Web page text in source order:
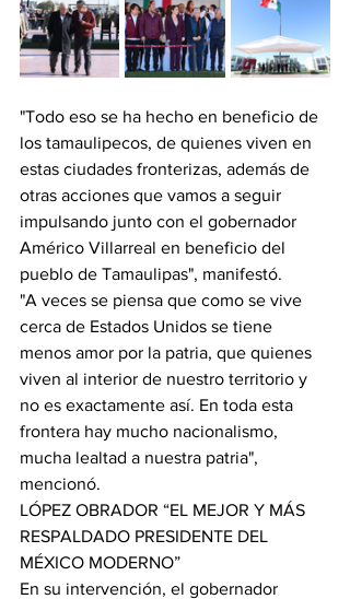
"Todo eso se ha hecho en beneficio de
los tamaulipecos, de quienes viven en
estas ciudades fronterizas, además de
otras acciones que vamos a seguir
impulsando junto con el gobernador
Américo Villarreal en beneficio del
pueblo de Tamaulipas", manifestó.
"A veces se piensa que como se vive
cerca de Estados Unidos se tiene
menos amor por la patria, que quienes
viven al interior de nuestro territorio y
no es exactamente así. En toda esta
frontera hay mucho nacionalismo,
mucha lealtad a nuestra patria",
mencionó.
LÓPEZ OBRADOR “EL MEJOR Y MÁS
RESPALDADO PRESIDENTE DEL
MÉXICO MODERNO”
En su intervención, el gobernador